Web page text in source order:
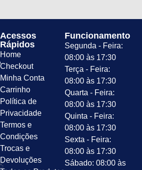
Acessos
Rápidos
Home
Checkout
Minha Conta
Carrinho
Política de
Privacidade
Termos e
Condições
Trocas e
Devoluções
Funcionamento
Segunda - Feira:
08:00 às 17:30
Terça - Feira:
08:00 às 17:30
Quarta - Feira:
08:00 às 17:30
Quinta - Feira:
08:00 às 17:30
Sexta - Feira:
08:00 às 17:30
Sábado: 08:00 às